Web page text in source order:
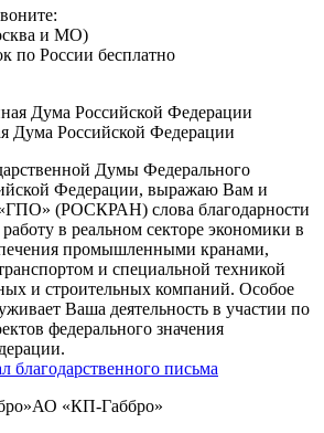
и МО)
по России бесплатно
Дума Российской Федерации
Думы Федерального
Федерации, выражаю Вам и
(РОСКРАН) слова благодарности
в реальном секторе экономики в
промышленными кранами,
и специальной техникой
и строительных компаний. Особое
Ваша деятельность в участии по
федерального значения
благодарственного письма
АО «КП-Габбро»